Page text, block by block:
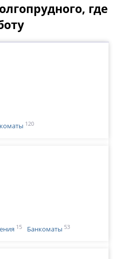
где
120
15 Банкоматы 53